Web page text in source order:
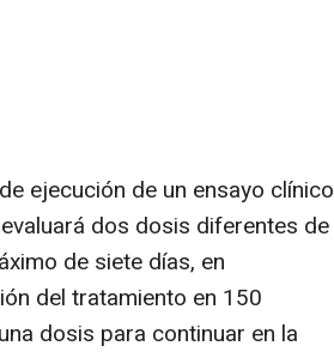
ejecución de un ensayo clínico
evaluará dos dosis diferentes de
de siete días, en
del tratamiento en 150
dosis para continuar en la